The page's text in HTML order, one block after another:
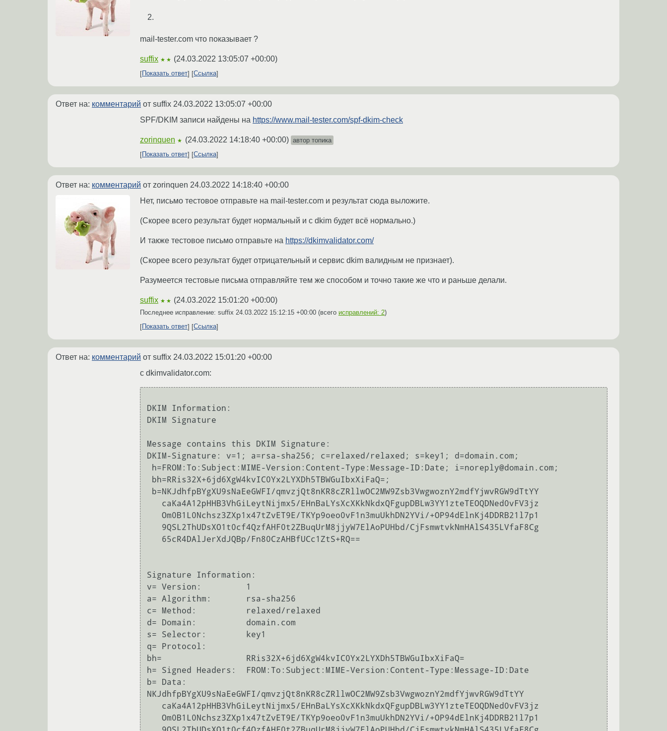
mail-tester.com что показывает ?
suffix ★★ (24.03.2022 13:05:07 +00:00)
Показать ответ Ссылка
Ответ на: комментарий от suffix 24.03.2022 13:05:07 +00:00
SPF/DKIM записи найдены на https://www.mail-tester.com/spf-dkim-check
zorinquen ★ (24.03.2022 14:18:40 +00:00) автор топика
Показать ответ
Ссылка
Ответ на: комментарий от zorinquen 24.03.2022 14:18:40 +00:00
Нет, письмо тестовое отправьте на mail-tester.com и результат сюда выложите.
(Скорее всего результат будет нормальный и с dkim будет всё нормально.)
И также тестовое письмо отправьте на https://dkimvalidator.com/
(Скорее всего результат будет отрицательный и сервис dkim валидным не признает).
Разумеется тестовые письма отправляйте тем же способом и точно такие же что и раньше делали.
suffix ★★ (24.03.2022 15:01:20 +00:00)
Последнее исправление: suffix 24.03.2022 15:12:15 +00:00 (всего исправлений: 2)
Показать ответ
Ссылка
Ответ на: комментарий от suffix 24.03.2022 15:01:20 +00:00
c dkimvalidator.com:
DKIM Information:
DKIM Signature
Message contains this DKIM Signature:
DKIM-Signature: v=1; a=rsa-sha256; c=relaxed/relaxed; s=key1; d=domain.com;
Signature Information:
v= Version:         1
a= Algorithm:       rsa-sha256
c= Method:          relaxed/relaxed
d= Domain:          domain.com
s= Selector:        key1
q= Protocol:
bh=                 RRis32X+6jd6XgW4kvIC0Yx2LYXDh5TBWGuIbxXiFaQ=
h= Signed Headers:  FROM:To:Subject:MIME-Version:Content-Type:Message-ID:Date
b= Data:
NKJdhfpBYgXU9sNaEeGWFI/qmvzjQt8nKR8cZRllwOC2MW9Zsb3VwgwoznY2mdfYjwvRGW9dTtYY